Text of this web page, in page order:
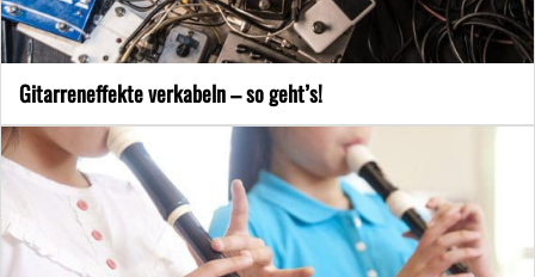
Gitarreneffekte verkabeln – so geht’s!